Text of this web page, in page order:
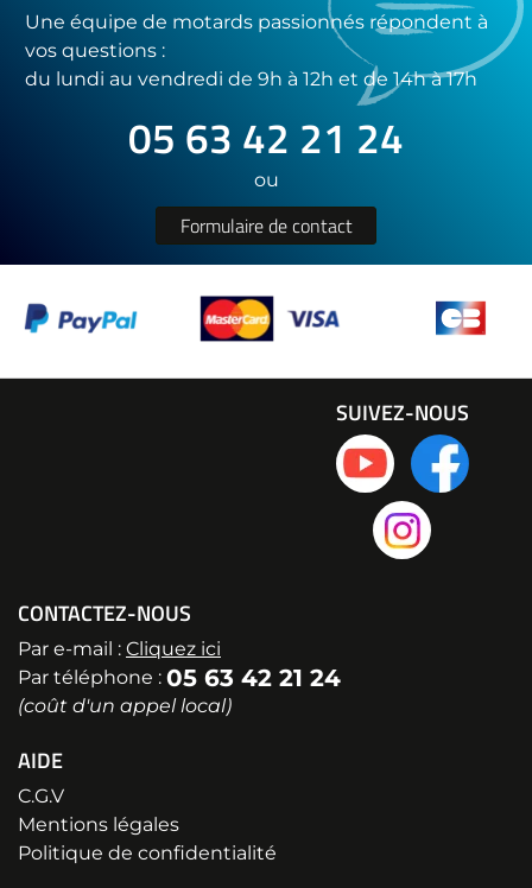
Une équipe de motards passionnés répondent à
vos questions :
du lundi au vendredi de 9h à 12h et de 14h à 17h
05 63 42 21 24
ou
Formulaire de contact
CONTACTEZ-NOUS
Par e-mail : Cliquez ici
Par téléphone : 05 63 42 21 24
(coût d'un appel local)
AIDE
C.G.V
Mentions légales
Politique de confidentialité
SUIVEZ-NOUS